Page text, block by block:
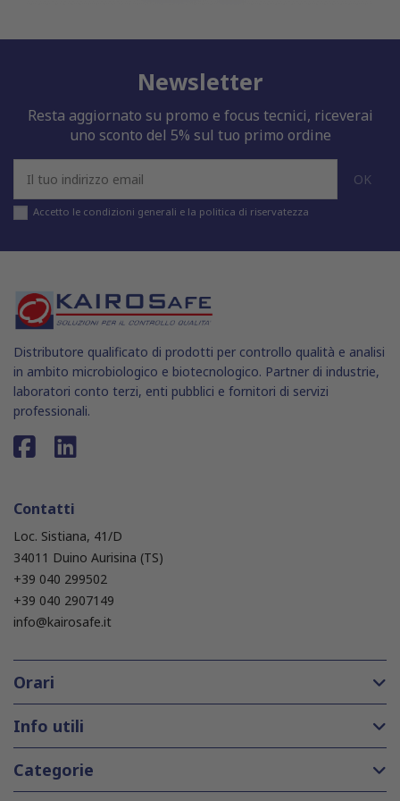
Newsletter
Resta aggiornato su promo e focus tecnici, riceverai
uno sconto del 5% sul tuo primo ordine
Accetto le condizioni generali e la politica di riservatezza
Distributore qualificato di prodotti per controllo qualità e analisi
in ambito microbiologico e biotecnologico. Partner di industrie,
laboratori conto terzi, enti pubblici e fornitori di servizi
professionali.
Contatti
Loc. Sistiana, 41/D
34011 Duino Aurisina (TS)
+39 040 299502
+39 040 2907149
info@kairosafe.it
Orari
Info utili
Categorie